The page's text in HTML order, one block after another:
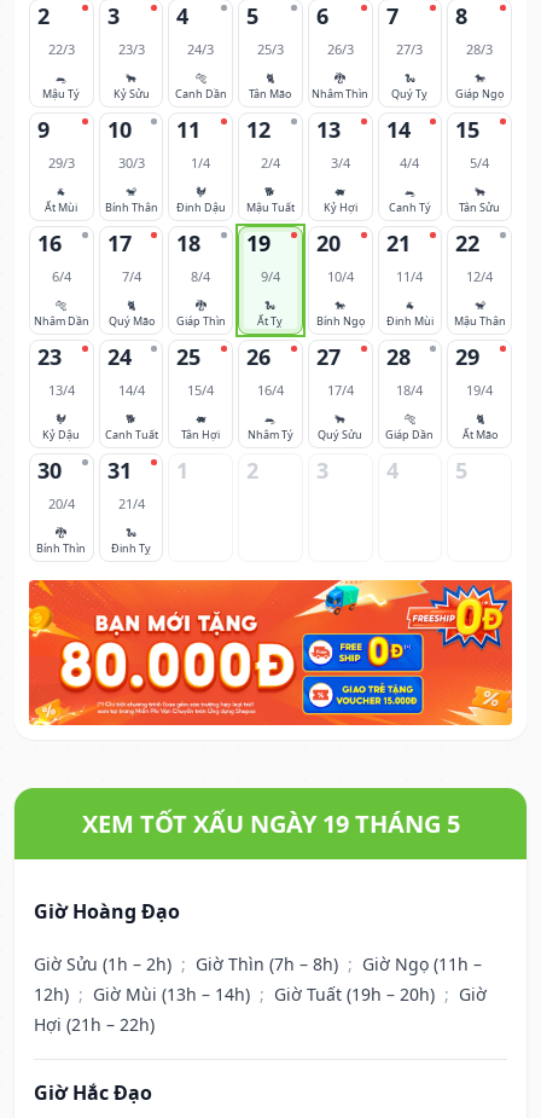
2
22/3
🐀
Mậu Tý
3
23/3
🐂
Kỷ Sửu
4
24/3
🐅
Canh Dần
5
25/3
🐈
Tân Mão
6
26/3
🐉
Nhâm Thìn
7
27/3
🐍
Quý Tỵ
8
28/3
🐎
Giáp Ngọ
9
29/3
🐐
Ất Mùi
10
30/3
🐒
Bính Thân
11
1/4
🐓
Đinh Dậu
12
2/4
🐕
Mậu Tuất
13
3/4
🐖
Kỷ Hợi
14
4/4
🐀
Canh Tý
15
5/4
🐂
Tân Sửu
16
6/4
🐅
Nhâm Dần
17
7/4
🐈
Quý Mão
18
8/4
🐉
Giáp Thìn
19
9/4
🐍
Ất Tỵ
20
10/4
🐎
Bính Ngọ
21
11/4
🐐
Đinh Mùi
22
12/4
🐒
Mậu Thân
23
13/4
🐓
Kỷ Dậu
24
14/4
🐕
Canh Tuất
25
15/4
🐖
Tân Hợi
26
16/4
🐀
Nhâm Tý
27
17/4
🐂
Quý Sửu
28
18/4
🐅
Giáp Dần
29
19/4
🐈
Ất Mão
30
20/4
🐉
Bính Thìn
31
21/4
🐍
Đinh Tỵ
1 2 3 4 5
XEM TỐT XẤU NGÀY 19 THÁNG 5
Giờ Hoàng Đạo
Giờ Sửu (1h – 2h) ; Giờ Thìn (7h – 8h) ; Giờ Ngọ (11h –
12h) ; Giờ Mùi (13h – 14h) ; Giờ Tuất (19h – 20h) ; Giờ
Hợi (21h – 22h)
Giờ Hắc Đạo